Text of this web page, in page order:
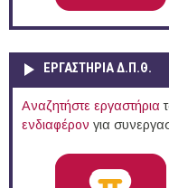
ΕΡΓΑΣΤΗΡΙΑ Δ.Π.Θ.
Αναζητήστε εργαστήρια
ενδιαφέρον για